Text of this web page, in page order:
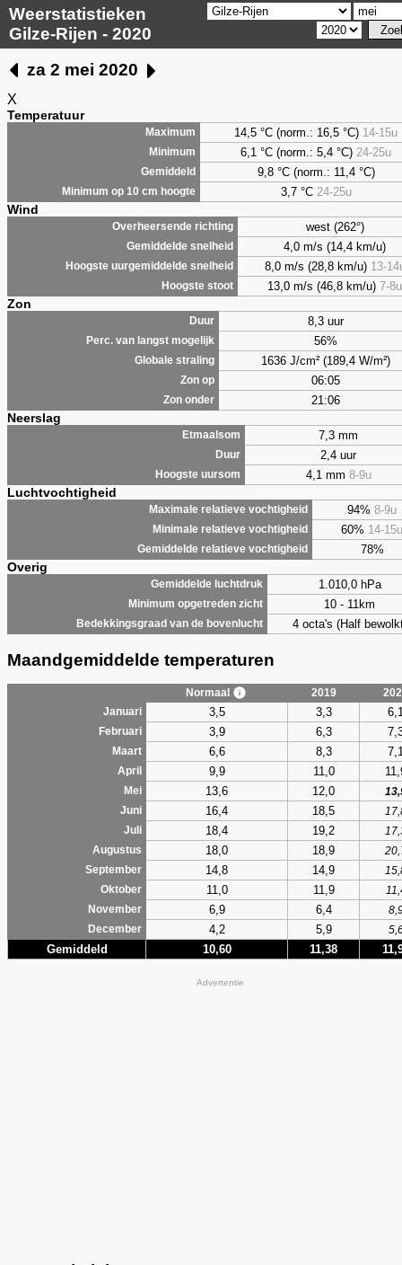
Weerstatistieken
Gilze-Rijen - 2020
za 2 mei 2020
X
Temperatuur
Maximum 14,5 °C (norm.: 16,5 °C) 14-15u
Minimum 6,1 °C (norm.: 5,4 °C) 24-25u
Gemiddeld 9,8°C (norm.: 11,4 °C)
Minimum op 10 cm hoogte 3,7°C 24-25u
Wind
Overheersende richting west (262°)
Gemiddelde snelheid 4,0 m/s (14,4 km/u)
Hoogste uurgemiddelde snelheid 8,0 m/s (28,8 km/u) 13-
Hoogste stoot 13,0 m/s (46,8 km/u) 7-8u
Zon
Duur 8,3 uur
Perc. van langst mogelijk 56%
Globale straling 1636 J/cm² (189,4 W/m²)
Zon op 06:05
Zon onder 21:06
Neerslag
Etmaalsom 7,3 mm
Duur 2,4 uur
Hoogste uursom 4,1 mm 8-9u
Luchtvochtigheid
Maximale relatieve vochtigheid 94% 8-9u
Minimale relatieve vochtigheid 60% 14-15u
Gemiddelde relatieve vochtigheid 78%
Overig
Gemiddelde luchtdruk 1.010,0 hPa
Minimum opgetreden zicht 10 - 11km
Bedekkingsgraad van de bovenlucht 4 octa's (Half
Maandgemiddelde temperaturen
Normaal 2019
Januari
3,5 3,3
Februari 3,9 6,3
Maart 6,6 8,3
April 9,9 11,0
Mei 13,6 12,0
Juni
16,4 18,5
Juli
18,4 19,2
Augustus
18,0 18,9
September
14,8 14,9
Oktober
11,0 11,9
November
6,9 6,4
December
4,2 5,9
Gemiddeld 10,60 11,38
Advertentie